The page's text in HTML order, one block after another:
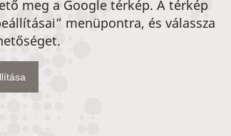
meg a Google térkép. A térkép
menüpontra, és válassza